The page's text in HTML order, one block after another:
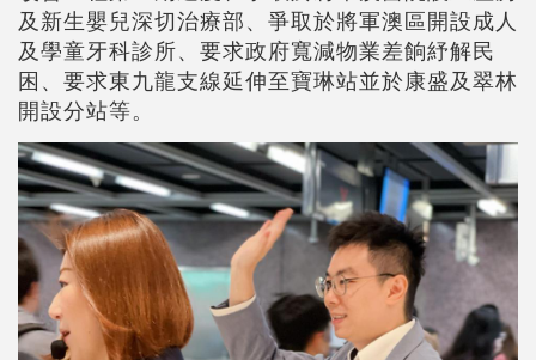
及新生嬰兒深切治療部、爭取於將軍澳區開設成人
及學童牙科診所、要求政府寬減物業差餉紓解民
困、要求東九龍支線延伸至寶琳站並於康盛及翠林
開設分站等。